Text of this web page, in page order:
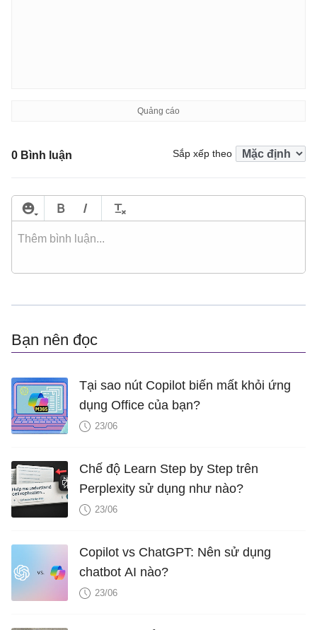
0 Bình luận Sắp xếp theo
Bạn nên đọc
Tại sao nút Copilot biến mất khỏi ứng
dụng Office của bạn?
23/06
Chế độ Learn Step by Step trên
Perplexity sử dụng như nào?
23/06
Copilot vs ChatGPT: Nên sử dụng
chatbot AI nào?
23/06